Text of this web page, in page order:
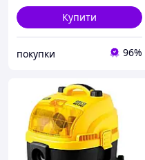
Купити
покупки 96%